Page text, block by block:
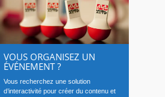
VOUS ORGANISEZ UN
ÉVÉNEMENT ?
Vous recherchez une solution
d’interactivité pour créer du contenu et